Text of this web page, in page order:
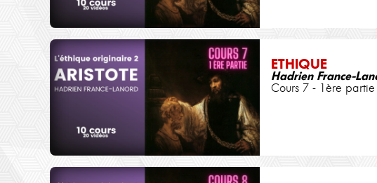
ETHIQUE
Hadrien France-
Cours 7 - 1ère partie